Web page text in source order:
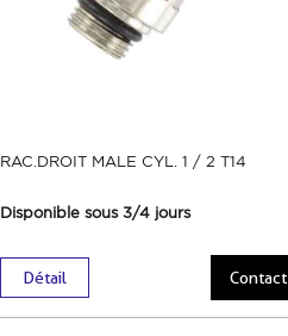
RAC.DROIT MALE CYL. 1 / 2 T14
Disponible sous 3/4 jours
Détail Contact